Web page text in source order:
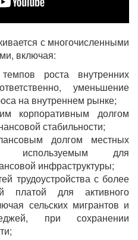
с многочисленными
включая:
роста внутренних
уменьшение
на внутреннем рынке;
корпоративным долгом
стабильности;
долгом местных
используемым для
инфраструктуры;
трудоустройства с более
платой для активного
сельских мигрантов и
при сохранении